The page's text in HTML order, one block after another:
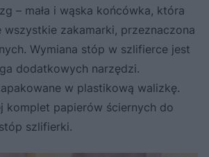
– mała i wąska końcówka, która
wszystkie zakamarki, przeznaczona
Wymiana stóp w szlifierce jest
dodatkowych narzędzi.
w plastikową walizkę.
komplet papierów ściernych do
szlifierki.